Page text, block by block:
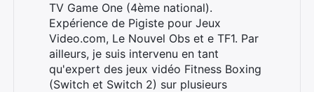
TV Game One (4ème national).
Expérience de Pigiste pour Jeux
Video.com, Le Nouvel Obs et e TF1. Par
ailleurs, je suis intervenu en tant
qu'expert des jeux vidéo Fitness Boxing
(Switch et Switch 2) sur plusieurs